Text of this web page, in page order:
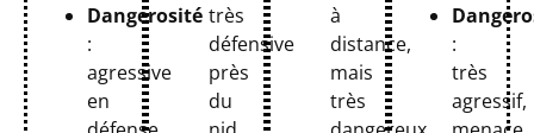
Dangerosité
:
agressive
en
très
défensive
près
du
à
distance,
mais
très
:
très
agressif,